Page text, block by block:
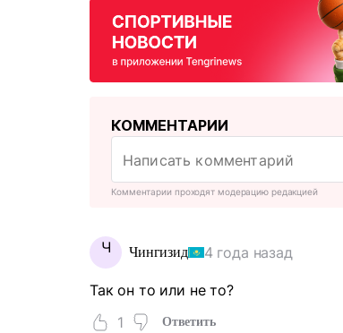
КОММЕНТАРИИ
Комментарии проходят модерацию редакцией
Ч Чингизид 4 года назад
Так он то или не то?
1
Ответить